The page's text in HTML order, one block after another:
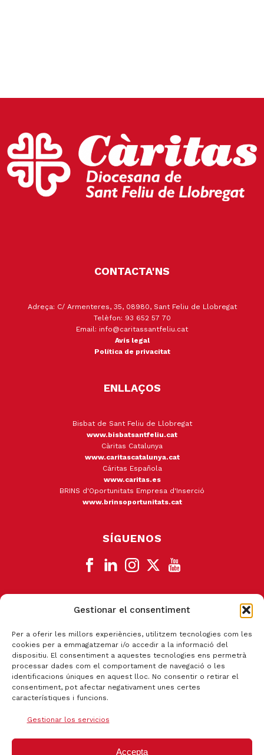
Gestionar el consentiment
Per a oferir les millors experiències, utilitzem tecnologies com les
cookies per a emmagatzemar i/o accedir a la informació del
dispositiu. El consentiment a aquestes tecnologies ens permetrà
processar dades com el comportament de navegació o les
identificacions úniques en aquest lloc. No consentir o retirar el
consentiment, pot afectar negativament unes certes
característiques i funcions.
Gestionar los servicios
Accepta
CONTACTA'NS
Adreça: C/ Armenteres, 35, 08980, Sant Feliu de Llobregat
Telèfon: 93 652 57 70
Email: info@caritassantfeliu.cat
Avís legal
Política de privacitat
ENLLAÇOS
Bisbat de Sant Feliu de Llobregat
www.bisbatsantfeliu.cat
Càritas Catalunya
www.caritascatalunya.cat
Cáritas Española
www.caritas.es
BRINS d'Oportunitats Empresa d'Inserció
www.brinsoportunitats.cat
SÍGUENOS
CANAL DE DENUNCIA